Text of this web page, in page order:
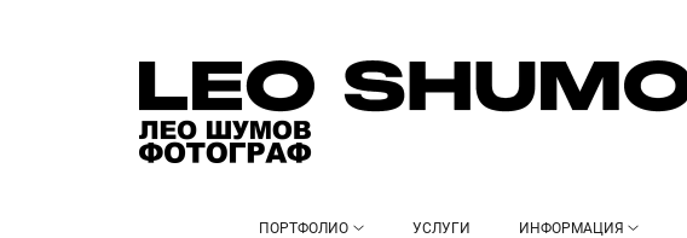
ПОРТФОЛИО УСЛУГИ ИНФОРМАЦИЯ